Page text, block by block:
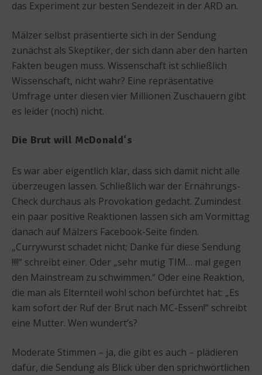
das Experiment zur besten Sendezeit in der ARD an.
Mälzer selbst präsentierte sich in der Sendung
zunächst als Skeptiker, der sich dann aber den harten
Fakten beugen muss. Wissenschaft ist schließlich
Wissenschaft, nicht wahr? Eine repräsentative
Umfrage unter diesen vier Millionen Zuschauern gibt
es leider (noch) nicht.
Die Brut will McDonald‘s
Es war aber eigentlich klar, dass sich damit nicht alle
überzeugen lassen. Schließlich war der Ernährungs-
Check durchaus als Provokation gedacht. Zumindest
ein paar positive Reaktionen lassen sich am Vormittag
danach auf Mälzers Facebook-Seite finden.
„Currywurst schadet nicht; Danke für diese Sendung
!!!!“ schreibt einer. Oder „sehr mutig TIM… mal gegen
den Mainstream zu schwimmen.“ Oder eine Reaktion,
die man als Elternteil wohl schon befürchtet hat: „Es
kam sofort der Ruf der Brut nach MC-Essen!“ schreibt
eine Mutter. Wen wundert’s?
Moderate Stimmen – ja, die gibt es auch – plädieren
dafür, die Sendung als Blick über den sprichwörtlichen